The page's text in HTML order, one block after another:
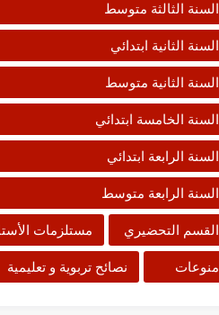
السنة الثالثة متوسط
السنة الثانية ابتدائي
السنة الثانية متوسط
السنة الخامسة ابتدائي
السنة الرابعة ابتدائي
السنة الرابعة متوسط
القسم التحضيري مستلزمات
منوعات نصائح تربوية و تعليمية